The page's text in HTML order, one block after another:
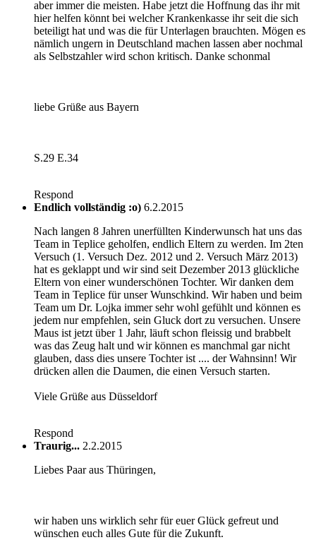
aber immer die meisten. Habe jetzt die Hoffnung das ihr mit
hier helfen könnt bei welcher Krankenkasse ihr seit die sich
beteiligt hat und was die für Unterlagen brauchten. Mögen es
nämlich ungern in Deutschland machen lassen aber nochmal
als Selbstzahler wird schon kritisch. Danke schonmal
liebe Grüße aus Bayern
S.29 E.34
Respond
Endlich vollständig :o) 6.2.2015
Nach langen 8 Jahren unerfüllten Kinderwunsch hat uns das
Team in Teplice geholfen, endlich Eltern zu werden. Im 2ten
Versuch (1. Versuch Dez. 2012 und 2. Versuch März 2013)
hat es geklappt und wir sind seit Dezember 2013 glückliche
Eltern von einer wunderschönen Tochter. Wir danken dem
Team in Teplice für unser Wunschkind. Wir haben und beim
Team um Dr. Lojka immer sehr wohl gefühlt und können es
jedem nur empfehlen, sein Gluck dort zu versuchen. Unsere
Maus ist jetzt über 1 Jahr, läuft schon fleissig und brabbelt
was das Zeug halt und wir können es manchmal gar nicht
glauben, dass dies unsere Tochter ist .... der Wahnsinn! Wir
drücken allen die Daumen, die einen Versuch starten.
Viele Grüße aus Düsseldorf
Respond
Traurig... 2.2.2015
Liebes Paar aus Thüringen,
wir haben uns wirklich sehr für euer Glück gefreut und
wünschen euch alles Gute für die Zukunft.